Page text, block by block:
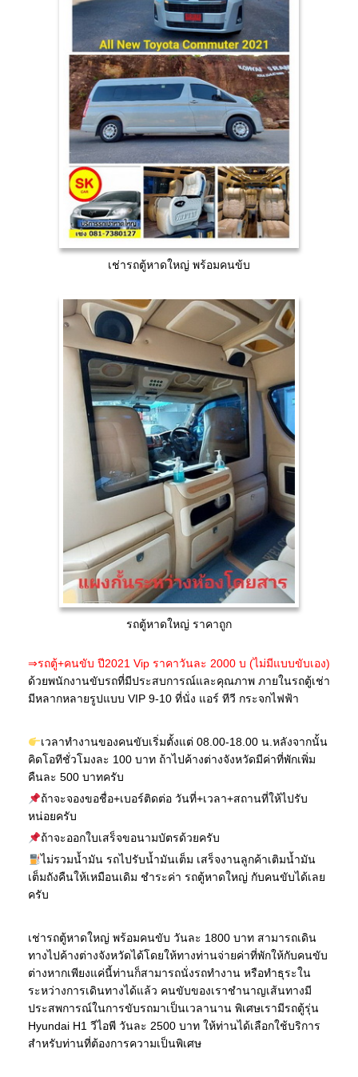
เช่ารถตู้หาดใหญ่ พร้อมคนข้บ
รถตู้หาดใหญ่ ราคาถูก
⇒รถตู้+คนขับ ปี2021 Vip ราคาวันละ 2000 บ (ไม่มีแบบขับเอง)
ด้วยพนักงานขับรถที่มีประสบการณ์และคุณภาพ ภายในรถตู้เช่า
มีหลากหลายรูปแบบ VIP 9-10 ที่นั่ง แอร์ ทีวี กระจกไฟฟ้า
เวลาทำงานของคนขับเริ่มตั้งแต่ 08.00-18.00 น.หลังจากนั้น
คิดโอทีชั่วโมงละ 100 บาท ถ้าไปค้างต่างจังหวัดมีค่าที่พักเพิ่ม
คืนละ 500 บาทครับ
ถ้าจะจองขอชื่อ+เบอร์ติดต่อ วันที่+เวลา+สถานที่ให้ไปรับ
หน่อยครับ
ถ้าจะออกใบเสร็จขอนามบัตรด้วยครับ
ไม่รวมน้ำมัน รถไปรับน้ำมันเต็ม เสร็จงานลูกค้าเติมน้ำมัน
เต็มถังคืนให้เหมือนเดิม ชำระค่า รถตู้หาดใหญ่ กับคนขับได้เลย
ครับ
เช่ารถตู้หาดใหญ่ พร้อมคนขับ วันละ 1800 บาท สามารถเดิน
ทางไปค้างต่างจังหวัดได้โดยให้ทางท่านจ่ายค่าที่พักให้กับคนขับ
ต่างหากเพียงแค่นี้ท่านก็สามารถนั่งรถทำงาน หรือทำธุระใน
ระหว่างการเดินทางได้แล้ว คนขับของเราชำนาญเส้นทางมี
ประสพการณ์ในการขับรถมาเป็นเวลานาน พิเศษเรามีรถตู้รุ่น
Hyundai H1 วีไอพี วันละ 2500 บาท ให้ท่านได้เลือกใช้บริการ
สำหรับท่านที่ต้องการความเป็นพิเศษ